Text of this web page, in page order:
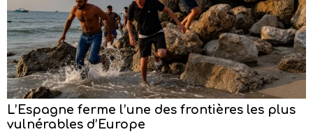
L’Espagne ferme l’une des frontières les plus
vulnérables d’Europe